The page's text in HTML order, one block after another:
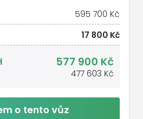
595 700 Kč
17 800 Kč
577 900 Kč
477 603 Kč
o tento vůz